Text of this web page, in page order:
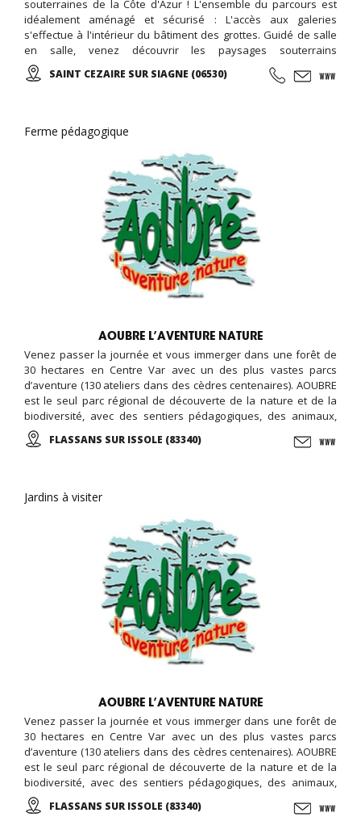
souterraines de la Côte d'Azur ! L'ensemble du parcours est
idéalement aménagé et sécurisé : L'accès aux galeries
s'effectue à l'intérieur du bâtiment des grottes. Guidé de salle
en salle, venez découvrir les paysages souterrains
spectaculaires d'un univers grandiose, parfaitement mis en
valeur par un éclairage approprié et discret...
SAINT CEZAIRE SUR SIAGNE (06530)
Ferme pédagogique
AOUBRE L’AVENTURE NATURE
Venez passer la journée et vous immerger dans une forêt de
30 hectares en Centre Var avec un des plus vastes parcs
d’aventure (130 ateliers dans des cèdres centenaires). AOUBRE
est le seul parc régional de découverte de la nature et de la
biodiversité, avec des sentiers pédagogiques, des animaux,
une ferme pédagogique, et des activités ludiques et éducative,
le jardin des papillons, ...
FLASSANS SUR ISSOLE (83340)
Jardins à visiter
AOUBRE L’AVENTURE NATURE
Venez passer la journée et vous immerger dans une forêt de
30 hectares en Centre Var avec un des plus vastes parcs
d’aventure (130 ateliers dans des cèdres centenaires). AOUBRE
est le seul parc régional de découverte de la nature et de la
biodiversité, avec des sentiers pédagogiques, des animaux,
une ferme pédagogique, et des activités ludiques et éducative,
le jardin des papillons, ...
FLASSANS SUR ISSOLE (83340)